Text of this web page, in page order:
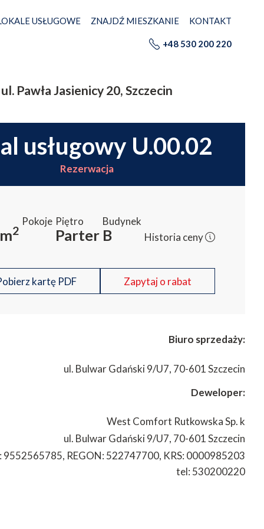
USŁUGOWE ZNAJDŹ MIESZKANIE KONTAKT
+48 530 200 220
ul. Pawła Jasienicy 20, Szczecin
usługowy U.00.02
Rezerwacja
m2
Pokoje Piętro
Parter
Budynek
B Historia ceny
kartę PDF Zapytaj o rabat
Biuro sprzedaży:
ul. Bulwar Gdański 9/U7, 70-601 Szczecin
Deweloper:
West Comfort Rutkowska Sp. k
ul. Bulwar Gdański 9/U7, 70-601 Szczecin
9552565785, REGON: 522747700, KRS: 0000985203
tel: 530200220